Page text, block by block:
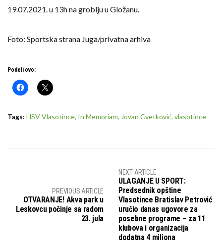
19.07.2021. u 13h na groblju u Gložanu.
Foto: Sportska strana Juga/privatna arhiva
Podeli ovo:
Tags: HSV Vlasotince, In Memoriam, Jovan Cvetković, vlasotince
PREVIOUS ARTICLE
OTVARANJE! Akva park u
Leskovcu počinje sa radom
23. jula
NEXT ARTICLE
ULAGANJE U SPORT:
Predsednik opštine
Vlasotince Bratislav Petrović
uručio danas ugovore za
posebne programe – za 11
klubova i organizacija
dodatna 4 miliona